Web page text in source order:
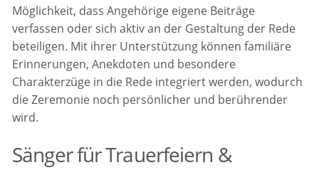
Möglichkeit, dass Angehörige eigene Beiträge
verfassen oder sich aktiv an der Gestaltung der Rede
beteiligen. Mit ihrer Unterstützung können familiäre
Erinnerungen, Anekdoten und besondere
Charakterzüge in die Rede integriert werden, wodurch
die Zeremonie noch persönlicher und berührender
wird.
Sänger für Trauerfeiern &